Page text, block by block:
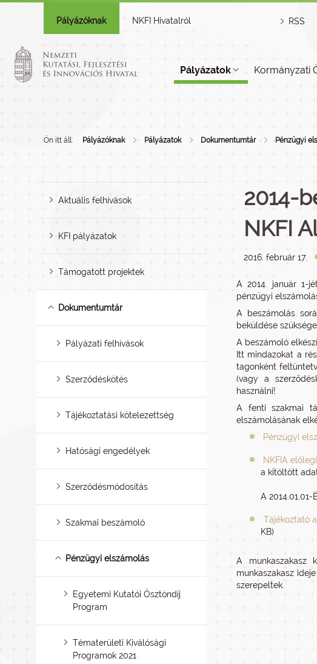
Pályázóknak NKFI Hivatalról RSS
Pályázatok Kormányzati
Ön itt áll: Pályázóknak Pályázatok Dokumentumtár Pénzügyi
Aktuális felhívások
KFI pályázatok
Támogatott projektek
Dokumentumtár
Pályázati felhívások
Szerződéskötés
Tájékoztatási kötelezettség
Hatósági engedélyek
Szerződésmódosítás
Szakmai beszámoló
Pénzügyi elszámolás
Egyetemi Kutatói Ösztöndíj
Program
Tématerületi Kiválósági
Programok 2021
2014-
NKFI
2016. február 17.
A 2014. január 1-
pénzügyi
A beszámolás
beküldése
A beszámoló
Itt mindazokat a
tagonként
(vagy a
használni!
A fenti szakmai
elszámolásának
Pénzügyi
NKFIA
a kitöltött
A 2014.01.01-
Tájékoztató
KB)
A munkaszakasz
munkaszakasz
szerepeltek.